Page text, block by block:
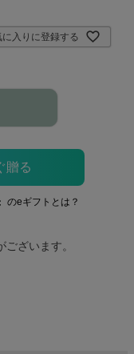
に入りに登録する
のeギフトとは？
ざいます。